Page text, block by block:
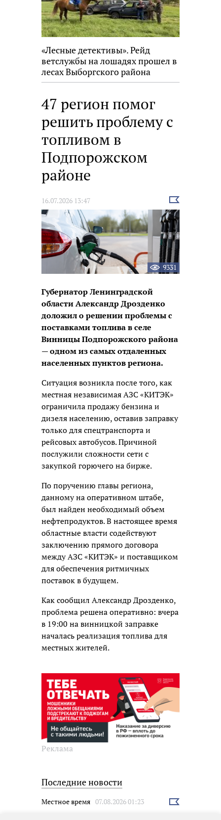
«Лесные детективы». Рейд
ветслужбы на лошадях прошел в
лесах Выборгского района
47 регион помог
решить проблему с
топливом в
Подпорожском
районе
16.07.2026 13:47
Выбрать
новость
9331
Губернатор Ленинградской
области Александр Дрозденко
доложил о решении проблемы с
поставками топлива в селе
Винницы Подпорожского района
— одном из самых отдаленных
населенных пунктов региона.
Ситуация возникла после того, как
местная независимая АЗС «КИТЭК»
ограничила продажу бензина и
дизеля населению, оставив заправку
только для спецтранспорта и
рейсовых автобусов. Причиной
послужили сложности сети с
закупкой горючего на бирже.
По поручению главы региона,
данному на оперативном штабе,
был найден необходимый объем
нефтепродуктов. В настоящее время
областные власти содействуют
заключению прямого договора
между АЗС «КИТЭК» и поставщиком
для обеспечения ритмичных
поставок в будущем.
Как сообщил Александр Дрозденко,
проблема решена оперативно: вчера
в 19:00 на винницкой заправке
началась реализация топлива для
местных жителей.
Реклама
Последние новости
Местное время 07.08.2026 01:23
Выбрать